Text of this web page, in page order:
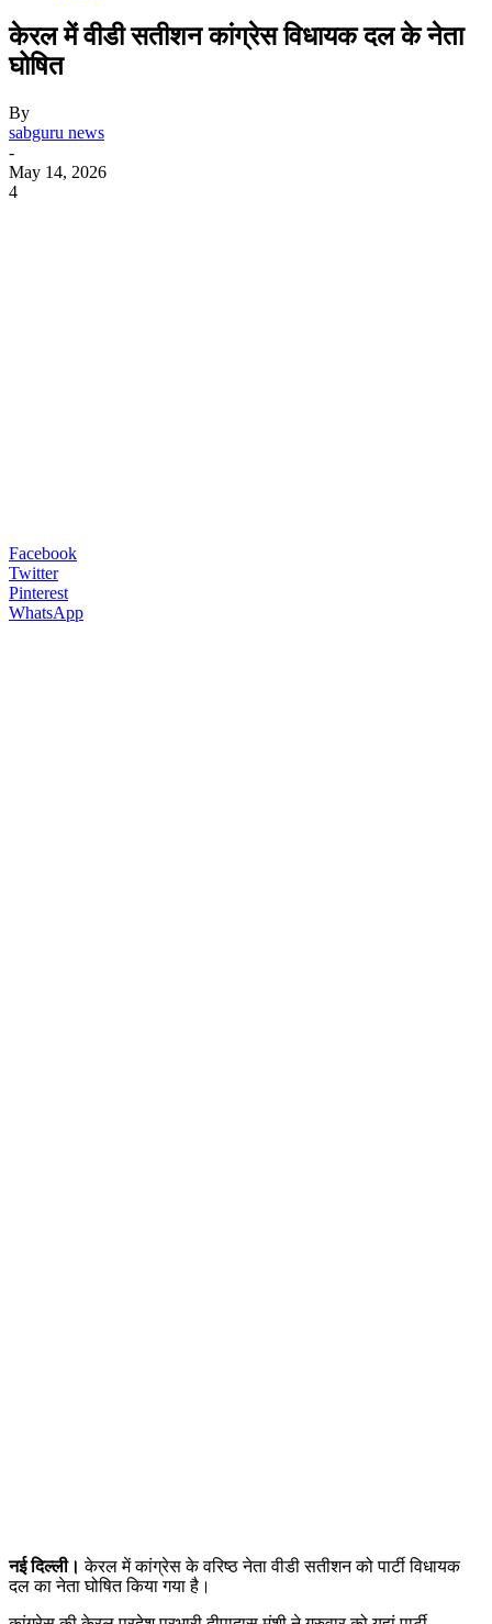
केरल में वीडी सतीशन कांग्रेस विधायक दल के नेता
घोषित
By
sabguru news
-
May 14, 2026
4
Facebook
Twitter
Pinterest
WhatsApp
नई दिल्ली। केरल में कांग्रेस के वरिष्ठ नेता वीडी सतीशन को पार्टी विधायक
दल का नेता घोषित किया गया है।